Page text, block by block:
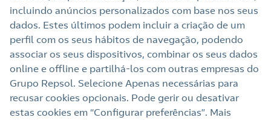
Links Úteis
Nota legal
Política de privacidade
incluindo anúncios personalizados com base nos seus
dados. Estes últimos podem incluir a criação de um
perfil com os seus hábitos de navegação, podendo
associar os seus dispositivos, combinar os seus dados
online e offline e partilhá‑los com outras empresas do
Grupo Repsol. Selecione Apenas necessárias para
recusar cookies opcionais. Pode gerir ou desativar
estas cookies em “Configurar preferências”. Mais